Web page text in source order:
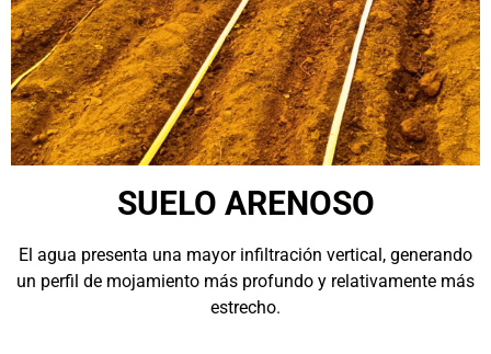
SUELO ARENOSO
El agua presenta una mayor infiltración vertical, generando
un perfil de mojamiento más profundo y relativamente más
estrecho.